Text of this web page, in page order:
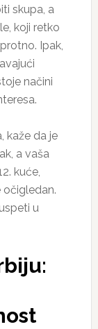
skupa, a
koji retko
Ipak,
načini
kaže da je
a vaša
kuće,
očigledan.
u